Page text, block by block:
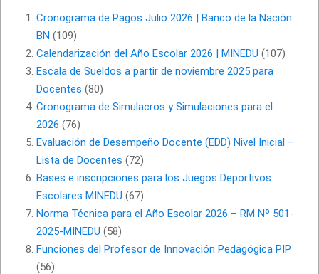
Cronograma de Pagos Julio 2026 | Banco de la Nación
BN (109)
Calendarización del Año Escolar 2026 | MINEDU (107)
Escala de Sueldos a partir de noviembre 2025 para
Docentes (80)
Cronograma de Simulacros y Simulaciones para el
2026 (76)
Evaluación de Desempeño Docente (EDD) Nivel Inicial –
Lista de Docentes (72)
Bases e inscripciones para los Juegos Deportivos
Escolares MINEDU (67)
Norma Técnica para el Año Escolar 2026 – RM Nº 501-
2025-MINEDU (58)
Funciones del Profesor de Innovación Pedagógica PIP
(56)